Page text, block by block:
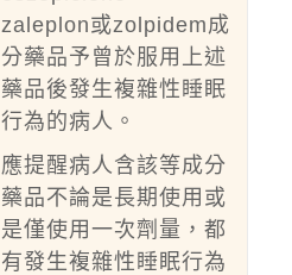
zaleplon或zolpidem成
分藥品予曾於服用上述
藥品後發生複雜性睡眠
行為的病人。
應提醒病人含該等成分
藥品不論是長期使用或
是僅使用一次劑量，都
有發生複雜性睡眠行為